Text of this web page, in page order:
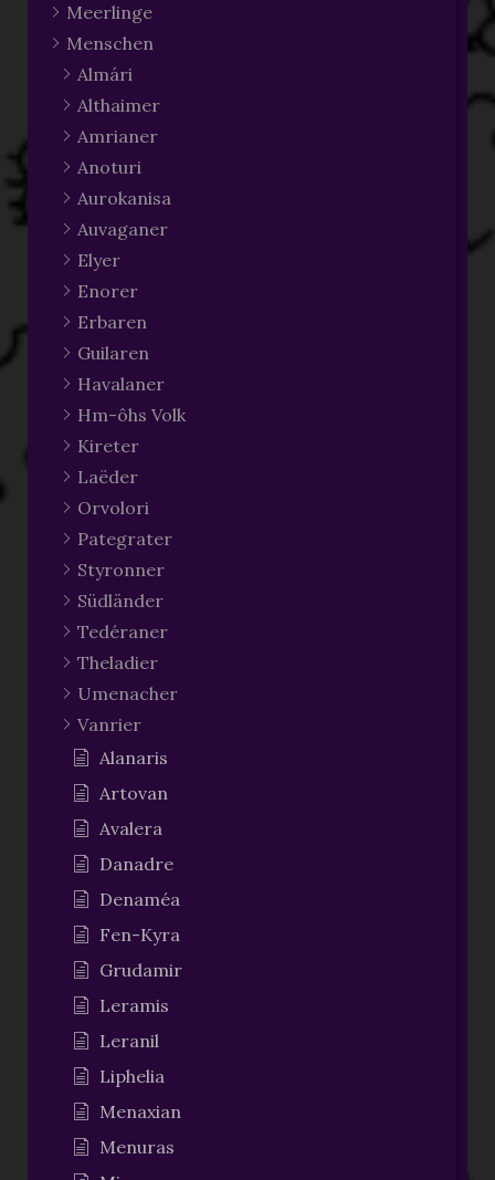
Meerlinge
Menschen
Almári
Althaimer
Amrianer
Anoturi
Aurokanisa
Auvaganer
Elyer
Enorer
Erbaren
Guilaren
Havalaner
Hm-ôhs Volk
Kireter
Laëder
Orvolori
Pategrater
Styronner
Südländer
Tedéraner
Theladier
Umenacher
Vanrier
Alanaris
Artovan
Avalera
Danadre
Denaméa
Fen-Kyra
Grudamir
Leramis
Leranil
Liphelia
Menaxian
Menuras